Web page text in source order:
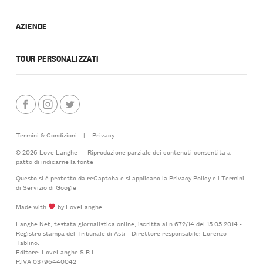
AZIENDE
TOUR PERSONALIZZATI
Termini & Condizioni |
Privacy
© 2026 Love Langhe — Riproduzione parziale dei contenuti consentita a
patto di indicarne la fonte
Questo si è protetto da reCaptcha e si applicano la Privacy Policye i Termini
di Serviziodi Google
Made with
by LoveLanghe
Langhe.Net, testata giornalistica online, iscritta al n.672/14 del 15.05.2014 -
Registro stampa del Tribunale di Asti - Direttore responsabile: Lorenzo
Tablino.
Editore: LoveLanghe S.R.L.
P.IVA 03796440042